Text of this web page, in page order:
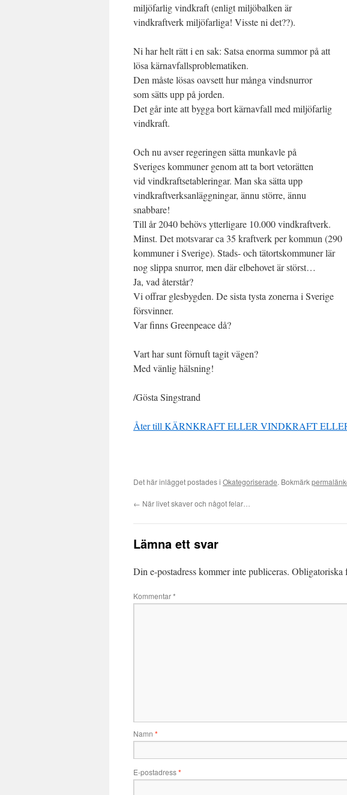
miljöfarlig vindkraft (enligt miljöbalken är
vindkraftverk miljöfarliga! Visste ni det??).
Ni har helt rätt i en sak: Satsa enorma summor på att
lösa kärnavfallsproblematiken.
Den måste lösas oavsett hur många vindsnurror
som sätts upp på jorden.
Det går inte att bygga bort kärnavfall med miljöfarlig
vindkraft.
Och nu avser regeringen sätta munkavle på
Sveriges kommuner genom att ta bort vetorätten
vid vindkraftsetableringar. Man ska sätta upp
vindkraftverksanläggningar, ännu större, ännu
snabbare!
Till år 2040 behövs ytterligare 10.000 vindkraftverk.
Minst. Det motsvarar ca 35 kraftverk per kommun (290
kommuner i Sverige). Stads- och tätortskommuner lär
nog slippa snurror, men där elbehovet är störst…
Ja, vad återstår?
Vi offrar glesbygden. De sista tysta zonerna i Sverige
försvinner.
Var finns Greenpeace då?
Vart har sunt förnuft tagit vägen?
Med vänlig hälsning!
/Gösta Singstrand
Åter till KÄRNKRAFT ELLER VINDKRAFT
Det här inlägget postades i Okategoriserade. Bokmärk
← När livet skaver och något felar…
Lämna ett svar
Din e-postadress kommer inte publiceras. Obligatoriska
Kommentar*
Namn *
E-postadress*